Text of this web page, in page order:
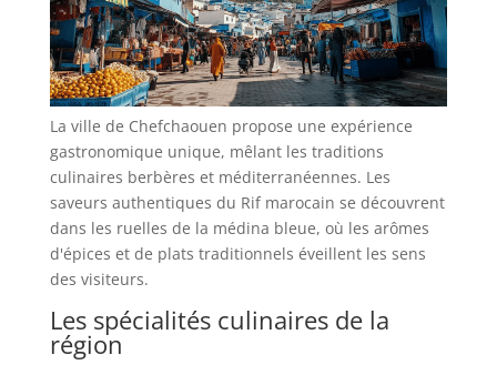
La ville de Chefchaouen propose une expérience
gastronomique unique, mêlant les traditions
culinaires berbères et méditerranéennes. Les
saveurs authentiques du Rif marocain se découvrent
dans les ruelles de la médina bleue, où les arômes
d'épices et de plats traditionnels éveillent les sens
des visiteurs.
Les spécialités culinaires de la
région